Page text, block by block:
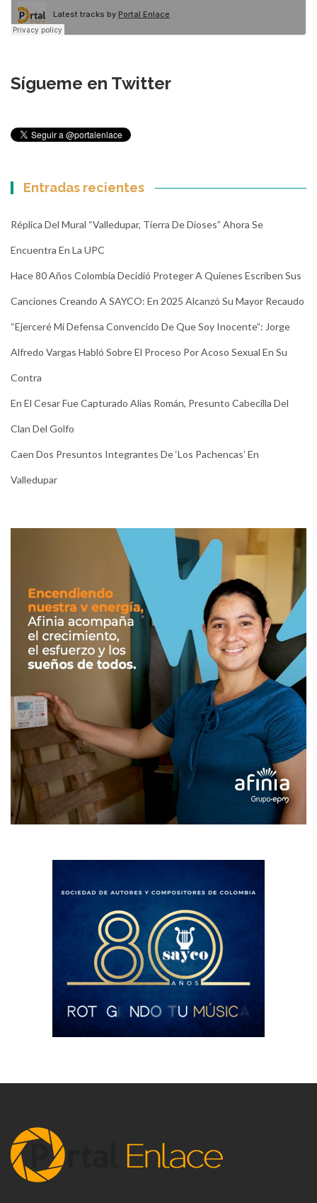
Sígueme en Twitter
Entradas recientes
Réplica Del Mural “Valledupar, Tierra De Dioses” Ahora Se
Encuentra En La UPC
Hace 80 Años Colombia Decidió Proteger A Quienes Escriben Sus
Canciones Creando A SAYCO: En 2025 Alcanzó Su Mayor Recaudo
“Ejerceré Mi Defensa Convencido De Que Soy Inocente”: Jorge
Alfredo Vargas Habló Sobre El Proceso Por Acoso Sexual En Su
Contra
En El Cesar Fue Capturado Alias Román, Presunto Cabecilla Del
Clan Del Golfo
Caen Dos Presuntos Integrantes De ‘Los Pachencas’ En
Valledupar